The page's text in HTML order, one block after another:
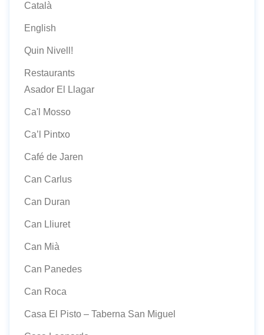
Català
English
Quin Nivell!
Restaurants
Asador El Llagar
Ca'l Mosso
Ca’l Pintxo
Café de Jaren
Can Carlus
Can Duran
Can Lliuret
Can Mià
Can Panedes
Can Roca
Casa El Pisto – Taberna San Miguel